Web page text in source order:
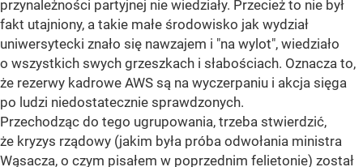
przynależności partyjnej nie wiedziały. Przecież to nie był
fakt utajniony, a takie małe środowisko jak wydział
uniwersytecki znało się nawzajem i "na wylot", wiedziało
o wszystkich swych grzeszkach i słabościach. Oznacza to,
że rezerwy kadrowe AWS są na wyczerpaniu i akcja sięga
po ludzi niedostatecznie sprawdzonych.
Przechodząc do tego ugrupowania, trzeba stwierdzić,
że kryzys rządowy (jakim była próba odwołania ministra
Wąsacza, o czym pisałem w poprzednim felietonie) został